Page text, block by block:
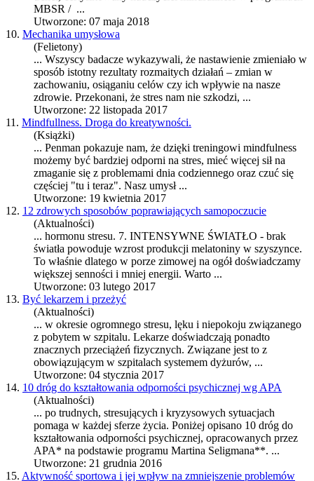
MBSR / ...
Utworzone: 07 maja 2018
10. Mechanika umysłowa
(Felietony)
... Wszyscy badacze wykazywali, że nastawienie zmieniało w
sposób istotny rezultaty rozmaitych działań – zmian w
zachowaniu, osiąganiu celów czy ich wpływie na nasze
zdrowie. Przekonani, że stres nam nie szkodzi, ...
Utworzone: 22 listopada 2017
11. Mindfullness. Droga do kreatywności.
(Książki)
... Penman pokazuje nam, że dzięki treningowi mindfulness
możemy być bardziej odporni na stres, mieć więcej sił na
zmaganie się z problemami dnia codziennego oraz czuć się
częściej "tu i teraz". Nasz umysł ...
Utworzone: 19 kwietnia 2017
12. 12 zdrowych sposobów poprawiających samopoczucie
(Aktualności)
... hormonu stresu. 7. INTENSYWNE ŚWIATŁO - brak
światła powoduje wzrost produkcji melatoniny w szyszynce.
To właśnie dlatego w porze zimowej na ogół doświadczamy
większej senności i mniej energii. Warto ...
Utworzone: 03 lutego 2017
13. Być lekarzem i przeżyć
(Aktualności)
... w okresie ogromnego stresu, lęku i niepokoju związanego
z pobytem w szpitalu. Lekarze doświadczają ponadto
znacznych przeciążeń fizycznych. Związane jest to z
obowiązującym w szpitalach systemem dyżurów, ...
Utworzone: 04 stycznia 2017
14. 10 dróg do kształtowania odporności psychicznej wg APA
(Aktualności)
... po trudnych, stresujących i kryzysowych sytuacjach
pomaga w każdej sferze życia. Poniżej opisano 10 dróg do
kształtowania odporności psychicznej, opracowanych przez
APA* na podstawie programu Martina Seligmana**. ...
Utworzone: 21 grudnia 2016
15. Aktywność sportowa i jej wpływ na zmniejszenie problemów